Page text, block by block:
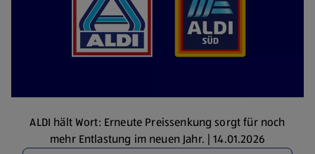
ALDI hält Wort: Erneute Preissenkung sorgt für noch
mehr Entlastung im neuen Jahr. | 14.01.2026